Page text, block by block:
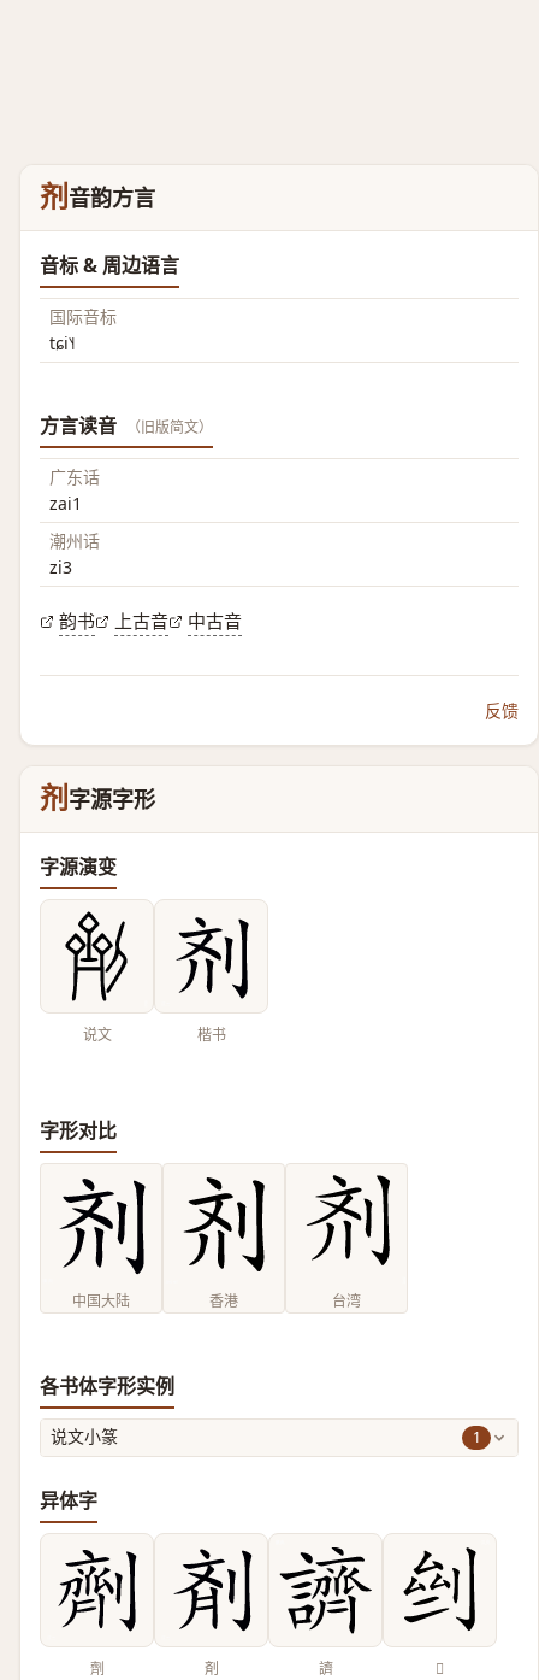
剂 音韵方言
音标 & 周边语言
国际音标
tɕi˥˧
方言读音 （旧版简文）
广东话
zai1
潮州话
zi3
韵书 上古音 中古音
反馈
剂 字源字形
字源演变
说文 楷书
字形对比
中国大陆 香港 台湾
各书体字形实例
说文小篆 1
异体字
劑 剤 䜞 𠜸